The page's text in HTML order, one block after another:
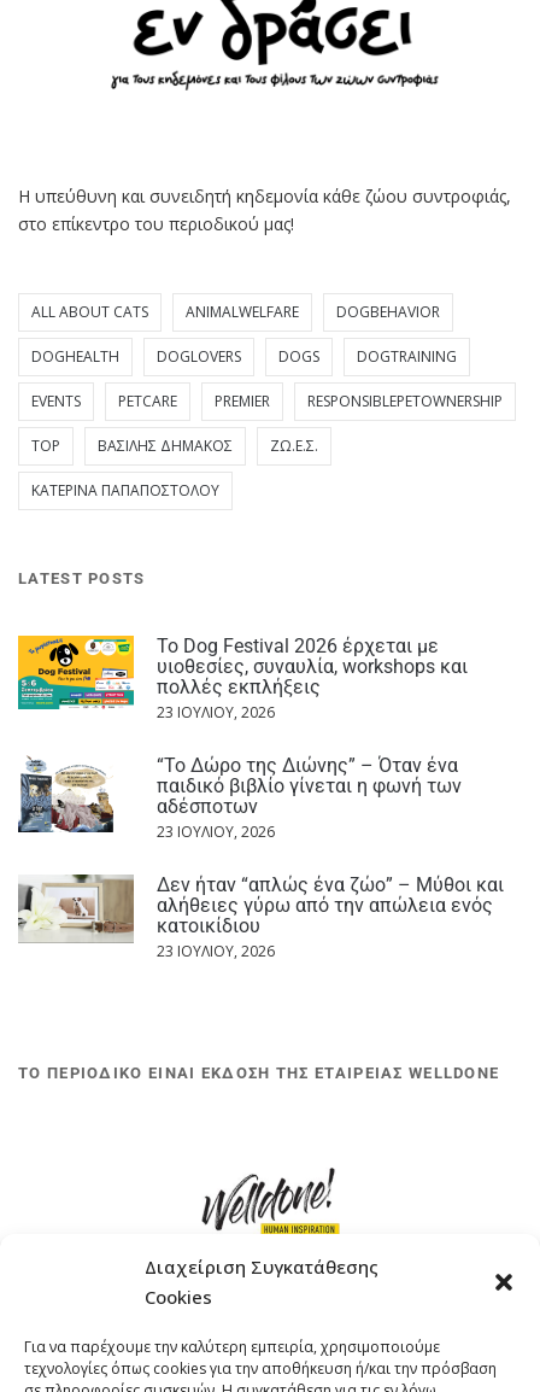
Διαχείριση Συγκατάθεσης
Cookies
Για να παρέχουμε την καλύτερη εμπειρία, χρησιμοποιούμε
τεχνολογίες όπως cookies για την αποθήκευση ή/και την πρόσβαση
Η υπεύθυνη και συνειδητή κηδεμονία κάθε ζώου συντροφιάς,
στο επίκεντρο του περιοδικού μας!
ALL ABOUT CATS ANIMALWELFARE DOGBEHAVIOR
DOGHEALTH DOGLOVERS DOGS DOGTRAINING
EVENTS PETCARE PREMIER RESPONSIBLEPETOWNERSHIP
TOP ΒΑΣΊΛΗΣ ΔΗΜΆΚΟΣ ΖΩ.Ε.Σ.
ΚΑΤΕΡΊΝΑ ΠΑΠΑΠΟΣΤΌΛΟΥ
LATEST POSTS
Το Dog Festival 2026 έρχεται με
υιοθεσίες, συναυλία, workshops και
πολλές εκπλήξεις
23 ΙΟΥΛΊΟΥ, 2026
“Το Δώρο της Διώνης” – Όταν ένα
παιδικό βιβλίο γίνεται η φωνή των
αδέσποτων
23 ΙΟΥΛΊΟΥ, 2026
Δεν ήταν “απλώς ένα ζώο” – Μύθοι και
αλήθειες γύρω από την απώλεια ενός
κατοικίδιου
23 ΙΟΥΛΊΟΥ, 2026
ΤΟ ΠΕΡΙΟΔΙΚΟ ΕΙΝΑΙ ΕΚΔΟΣΗ ΤΗΣ ΕΤΑΙΡΕΙΑΣ WELLDONE
ΤΗΛΕΦΩΝΟ: +30 211 4021758
EMAIL:info@welldone.com.gr